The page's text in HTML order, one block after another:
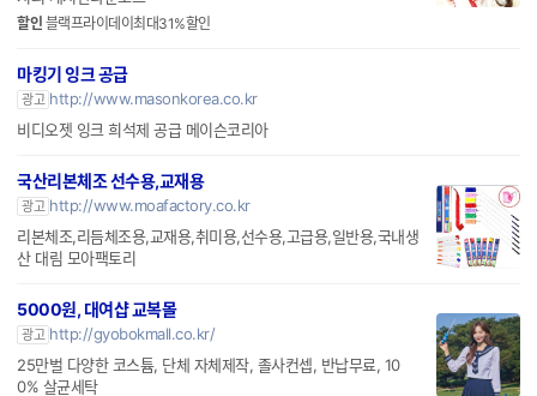
할인 블랙프라이데이최대31%할인
마킹기 잉크 공급
광고 http://www.masonkorea.co.kr
비디오젯 잉크 희석제 공급 메이슨코리아
국산리본체조 선수용,교재용
광고 http://www.moafactory.co.kr
리본체조,리듬체조용,교재용,취미용,선수용,고급용,일반용,국내생
산 대림 모아팩토리
5000원, 대여샵 교복몰
광고 http://gyobokmall.co.kr/
25만벌 다양한 코스튬, 단체 자체제작, 졸사컨셉, 반납무료, 10
0% 살균세탁